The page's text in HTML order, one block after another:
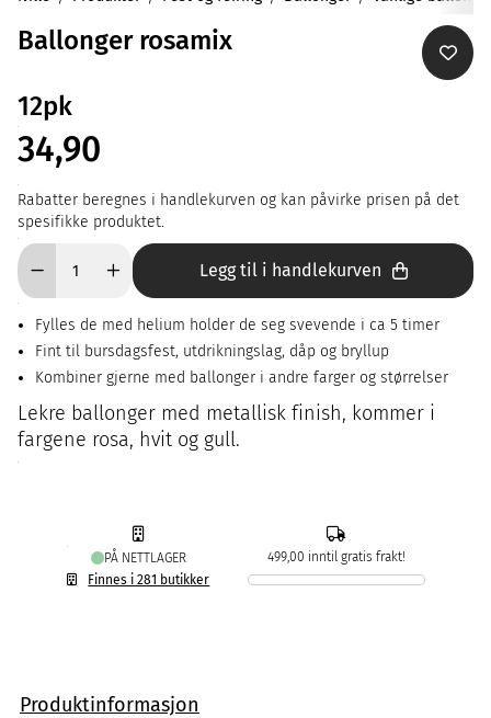
Ballonger rosamix
12pk
34,90
Rabatter beregnes i handlekurven og kan påvirke prisen på det
spesifikke produktet.
Legg til i handlekurven
Fylles de med helium holder de seg svevende i ca 5 timer
Fint til bursdagsfest, utdrikningslag, dåp og bryllup
Kombiner gjerne med ballonger i andre farger og størrelser
Lekre ballonger med metallisk finish, kommer i
fargene rosa, hvit og gull.
PÅ NETTLAGER
Finnes i 281 butikker
499,00 inntil gratis frakt!
Produktinformasjon